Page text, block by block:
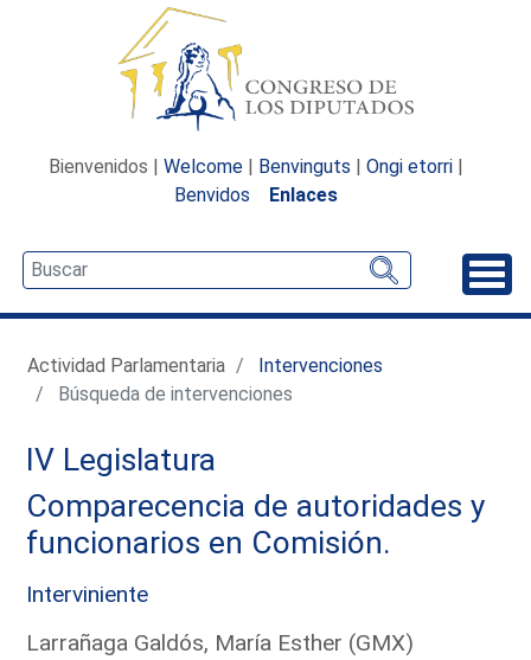
Bienvenidos | Welcome | Benvinguts | Ongi etorri |
Benvidos
Enlaces
Actividad Parlamentaria
Intervenciones
Búsqueda de intervenciones
IV Legislatura
Comparecencia de autoridades y
funcionarios en Comisión.
Interviniente
Larrañaga Galdós, María Esther (GMX)